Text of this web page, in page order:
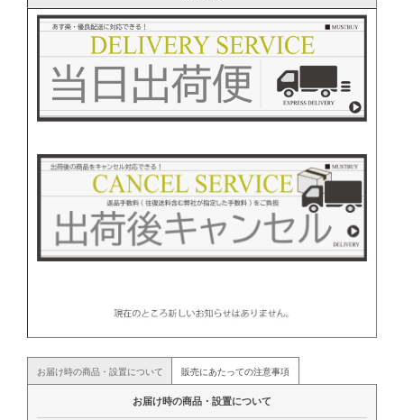
お届け時の商品・設置について 販売にあたっての注意事項
お届け時の商品・設置について